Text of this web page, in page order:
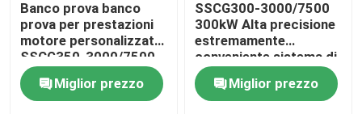
Banco prova banco
prova per prestazioni
motore personalizzato
SSCG350-3000/7500
350Kw con tecnologia
intelligente Seelong
Miglior prezzo
SSCG300-3000/7500
300kW Alta precisione
estremamente
conveniente sistema di
banco di prova del
dinamometro elettrico
per testare le
Miglior prezzo